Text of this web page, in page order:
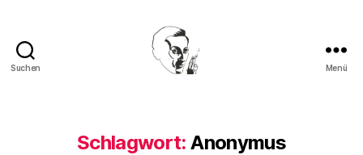
Suchen Menü
Schlagwort: Anonymus